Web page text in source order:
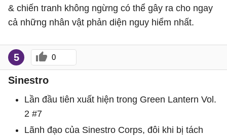
& chiến tranh không ngừng có thể gây ra cho ngay
cả những nhân vật phản diện nguy hiểm nhất.
5 0
Sinestro
Lần đầu tiên xuất hiện trong Green Lantern Vol.
2 #7
Lãnh đạo của Sinestro Corps, đôi khi bị tách